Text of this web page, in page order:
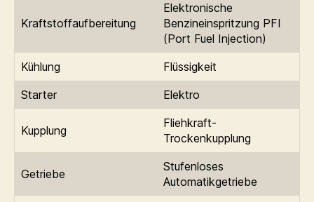
Kraftstoffaufbereitung
Elektronische
Benzineinspritzung PFI
(Port Fuel Injection)
Kühlung
Flüssigkeit
Starter
Elektro
Kupplung
Fliehkraft-
Trockenkupplung
Getriebe
Stufenloses
Automatikgetriebe